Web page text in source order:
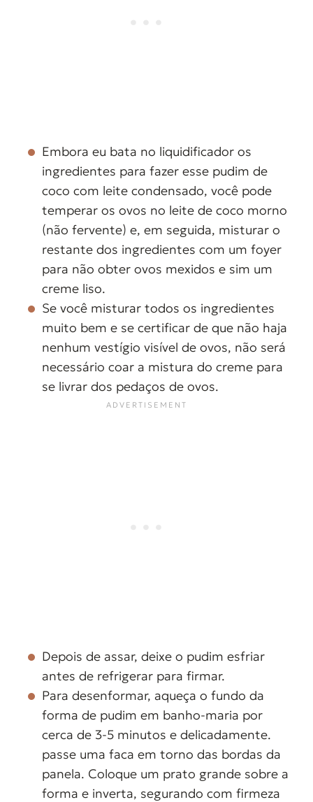
Embora eu bata no liquidificador os
ingredientes para fazer esse pudim de
coco com leite condensado, você pode
temperar os ovos no leite de coco morno
(não fervente) e, em seguida, misturar o
restante dos ingredientes com um foyer
para não obter ovos mexidos e sim um
creme liso.
Se você misturar todos os ingredientes
muito bem e se certificar de que não haja
nenhum vestígio visível de ovos, não será
necessário coar a mistura do creme para
se livrar dos pedaços de ovos.
Depois de assar, deixe o pudim esfriar
antes de refrigerar para firmar.
Para desenformar, aqueça o fundo da
forma de pudim em banho-maria por
cerca de 3-5 minutos e delicadamente.
passe uma faca em torno das bordas da
panela. Coloque um prato grande sobre a
forma e inverta, segurando com firmeza